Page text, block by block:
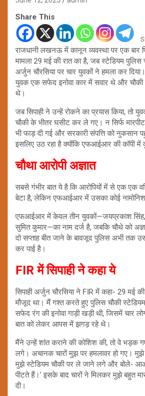
Share This
राजधानी लखनऊ में कानून व्यवस्था पर एक बार
मामला 29 मई की रात का है, जब स्टेडियम पुलिस
अर्जुन चौरसिया पर चार युवकों ने हमला कर दिया।
युवक एक सफेद इनोवा कार में सवार थे और
थे।
जब सिपाही ने उन्हें रोकने का प्रयास किया, तो
चौकी के भीतर घसीट कर ले गए। न सिर्फ मारपीट
भी फाड़ दी गई और सरकारी संपत्ति को नुकसान
इसलिए उठ रहा है क्योंकि एफआईआर की कॉपी
चौथा आरोपी अज्ञात
सबसे गंभीर बात ये है कि आरोपियों में से एक एक
बेटा है, लेकिन एफआईआर में उसका कोई
एफआईआर में केवल तीन युवकों—जयप्रकाश
सुमित कुमार—का नाम दर्ज है, जबकि चौथे को
दो सप्ताह बीत जाने के बावजूद पुलिस अभी तक उस
कर पाई है।
FIR में सिपाही ने कहा ये
सिपाही अर्जुन चौरसिया ने FIR में कहा- 29 मई
मौजूद था। मैं गश्त करते हुए पुलिस चौकी
सफेद रंग की इनोवा गाड़ी खड़ी थी, जिसमें चार
बात को लेकर आपस में झगड़ रहे थे।
मैंने उन्हें शांत कराने की कोशिश की, तो वे भड़क
लगे। अचानक चारों मुझ पर हमलावर हो गए। मुझे
मुझे स्टेडियम चौकी पर ले जाने लगे और बोले-
पीटते हैं।’ इसके बाद चारों ने मिलकर मुझे बहुत
दी।